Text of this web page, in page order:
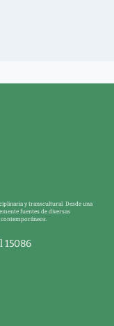
y transcultural. Desde una
fuentes de diversas
15086